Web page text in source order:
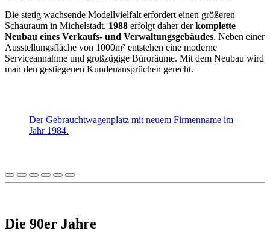
Die stetig wachsende Modellvielfalt erfordert einen größeren
Schauraum in Michelstadt. 1988 erfolgt daher derkomplette
Neubau eines Verkaufs- und Verwaltungsgebäudes. Neben einer
Ausstellungsfläche von 1000m² entstehen eine moderne
Serviceannahme und großzügige Büroräume. Mit dem Neubau wird
man den gestiegenen Kundenansprüchen gerecht.
Der Gebrauchtwagenplatz mit neuem Firmenname im
Jahr 1984.
Die 90er Jahre